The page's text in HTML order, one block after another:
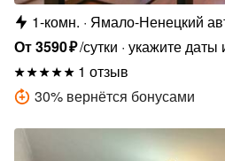
1-комн.
Ямало-Ненецкий
округ,Ленинградский
От3590₽/сутки укажите даты
1 отзыв
30% вернётся бонусами